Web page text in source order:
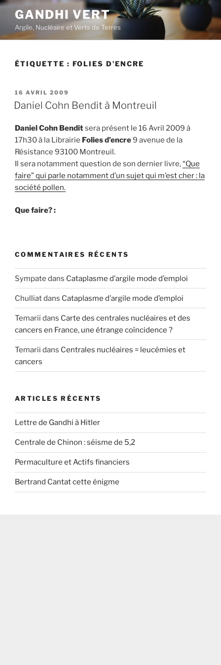
Aller
contenu
principal
GANDHI VERT
Argile, Nucléaire et Verts de Terres
ÉTIQUETTE : FOLIES D’ENCRE
PUBLIÉ
LE
16 AVRIL 2009
Daniel Cohn Bendit à Montreuil
Daniel Cohn Benditsera présent le 16 Avril 2009 à
17h30 à la Librairie Folies d’encre9 avenue de la
Résistance 93100 Montreuil.
Il sera notamment question de son dernier livre,“Que
faire” qui parle notamment d’un sujet qui m’est cher : la
société pollen.
Que faire? :
COMMENTAIRES RÉCENTS
Sympate dans Cataplasme d’argile mode d’emploi
Chulliatdans Cataplasme d’argile mode d’emploi
Temarii dans Carte des centrales nucléaires et des
cancers en France, une étrange coïncidence ?
Temarii dans Centrales nucléaires = leucémies et
cancers
ARTICLES RÉCENTS
Lettre de Gandhi à Hitler
Centrale de Chinon : séisme de 5,2
Permaculture et Actifs financiers
Bertrand Cantat cette énigme